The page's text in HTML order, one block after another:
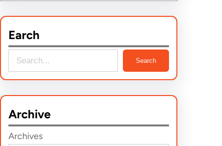
Earch
e
c
h
Search
Archive
Archives